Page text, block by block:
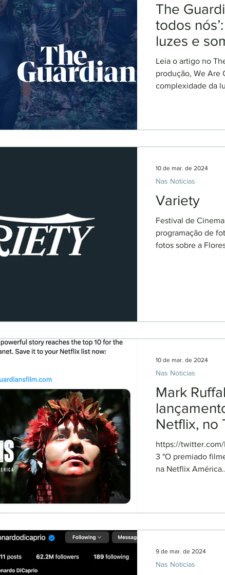
The
todos
luzes e
Amazon
Leia o artigo no
produção, We Are
complexidade da
Variety
Festival de
programação de
fotos sobre a
Nas Noticias
10 de mar. de 2024
Mark
Netflix, no
do
https://twitter.com/
3 "O premiado
na Netflix
Nas Noticias
10 de mar. de 2024
Nas Noticias
9 de mar. de 2024